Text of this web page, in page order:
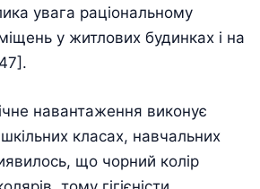
увага раціональному
у житлових будинках і на
навантаження виконує
шкільних класах, навчальних
що чорний колір